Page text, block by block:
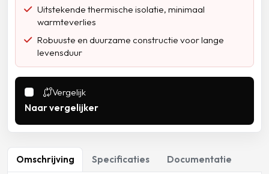
Uitstekende thermische isolatie, minimaal
warmteverlies
Robuuste en duurzame constructie voor lange
levensduur
Vergelijk
Naar vergelijker
Omschrijving Specificaties Documentatie